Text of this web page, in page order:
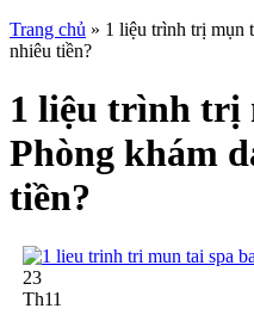
Trang chủ » 1 liệu trình trị mụn
nhiêu tiền?
1 liệu trình trị
Phòng khám
tiền?
23
Th11